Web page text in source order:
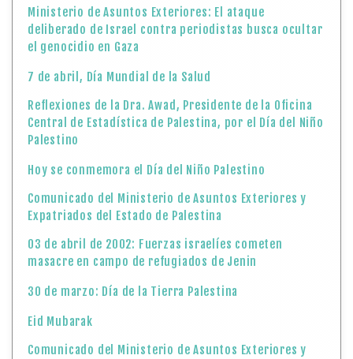
Ministerio de Asuntos Exteriores: El ataque
deliberado de Israel contra periodistas busca ocultar
el genocidio en Gaza
7 de abril, Día Mundial de la Salud
Reflexiones de la Dra. Awad, Presidente de la Oficina
Central de Estadística de Palestina, por el Día del Niño
Palestino
Hoy se conmemora el Día del Niño Palestino
Comunicado del Ministerio de Asuntos Exteriores y
Expatriados del Estado de Palestina
03 de abril de 2002: Fuerzas israelíes cometen
masacre en campo de refugiados de Jenin
30 de marzo: Día de la Tierra Palestina
Eid Mubarak
Comunicado del Ministerio de Asuntos Exteriores y